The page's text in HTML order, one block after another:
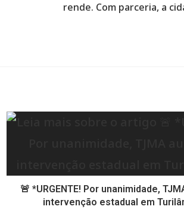
rende. Com parceria, a
🚨 *URGENTE! Por unanimidade,
intervenção estadual em